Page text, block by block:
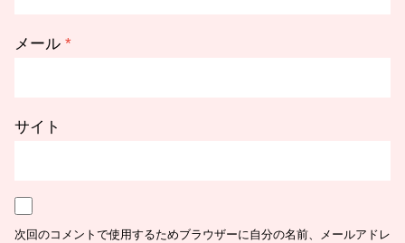
メール *
サイト
次回のコメントで使用するためブラウザーに自分の名前、メールアドレ